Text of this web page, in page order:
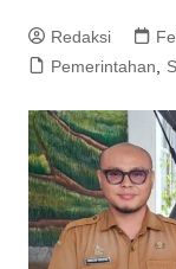
Redaksi
Pemerintahan